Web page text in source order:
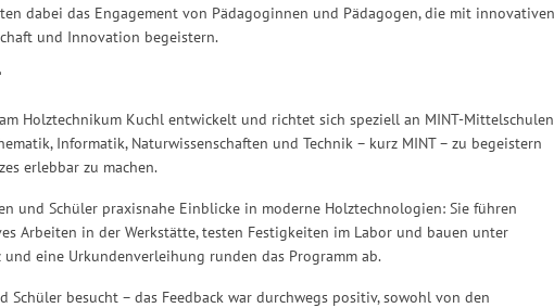
dabei das Engagement von Pädagoginnen und Pädagogen, die mit innovativen
und Innovation begeistern.
Holztechnikum Kuchl entwickelt und richtet sich speziell an MINT-Mittelschulen
Informatik, Naturwissenschaften und Technik – kurz MINT – zu begeistern
erlebbar zu machen.
und Schüler praxisnahe Einblicke in moderne Holztechnologien: Sie führen
Arbeiten in der Werkstätte, testen Festigkeiten im Labor und bauen unter
eine Urkundenverleihung runden das Programm ab.
Schüler besucht – das Feedback war durchwegs positiv, sowohl von den